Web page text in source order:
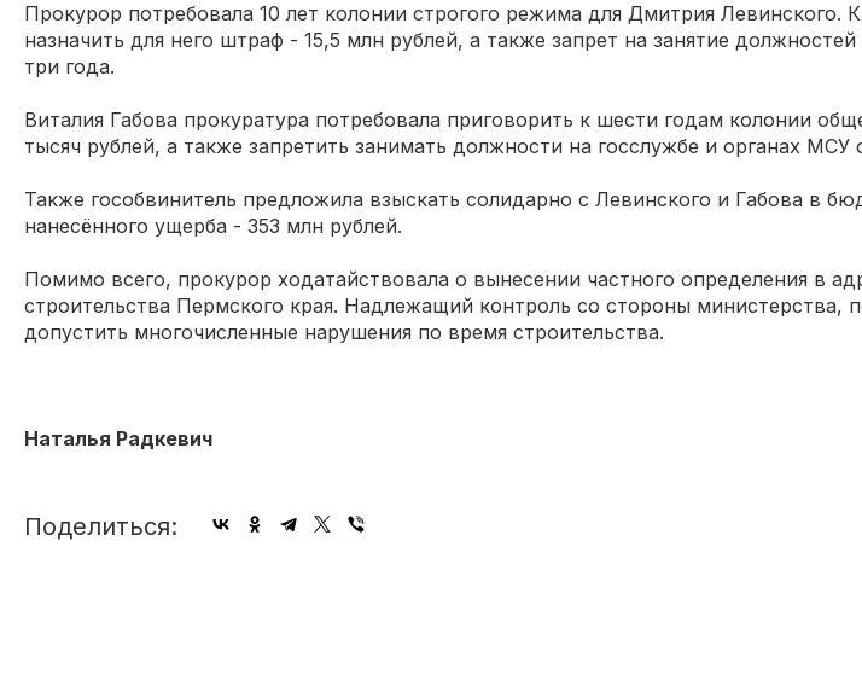
Прокурор потребовала 10 лет колонии строгого режима для Дмитрия Левинского.
назначить для него штраф - 15,5 млн рублей, а также запрет на занятие
три года.
Виталия Габова прокуратура потребовала приговорить к шести годам колонии
тысяч рублей, а также запретить занимать должности на госслужбе и органах МСУ
Также гособвинитель предложила взыскать солидарно с Левинского и Габова в
нанесённого ущерба - 353 млн рублей.
Помимо всего, прокурор ходатайствовала о вынесении частного определения в
строительства Пермского края. Надлежащий контроль со стороны министерства,
допустить многочисленные нарушения по время строительства.
Наталья Радкевич
Поделиться: